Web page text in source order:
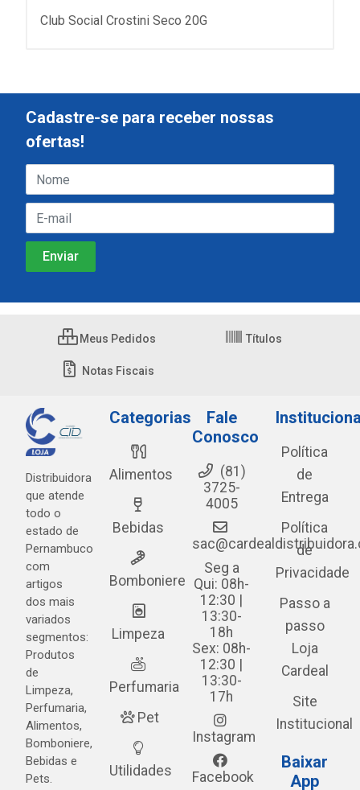
Club Social Crostini Seco 20G
Cadastre-se para receber nossas
ofertas!
Meus Pedidos Títulos
Notas Fiscais
Distribuidora
que atende
todo o
estado de
Pernambuco
com
artigos
dos mais
variados
segmentos:
Produtos
de
Limpeza,
Perfumaria,
Alimentos,
Bomboniere,
Bebidas e
Pets.
Categorias
Alimentos
Bebidas
Bomboniere
Limpeza
Perfumaria
Pet
Utilidades
Fale
Conosco
(81)
3725-
4005
Seg a
Qui: 08h-
12:30 |
13:30-
18h
Sex: 08h-
12:30 |
13:30-
17h
Instagram
Facebook
Política
de
Entrega
Política
de
Privacidade
Passo a
passo
Loja
Cardeal
Site
Institucional
Baixar
App